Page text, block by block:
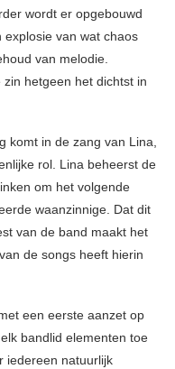
wordt er opgebouwd
van wat chaos
van melodie.
zin hetgeen het dichtst in
komt in de zang van Lina,
rol. Lina beheerst de
om het volgende
waanzinnige. Dat dit
van de band maakt het
de songs heeft hierin
een eerste aanzet op
bandlid elementen toe
iedereen natuurlijk